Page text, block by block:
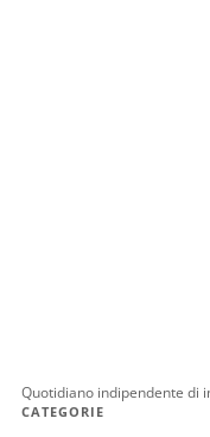
Quotidiano indipendente di
CATEGORIE